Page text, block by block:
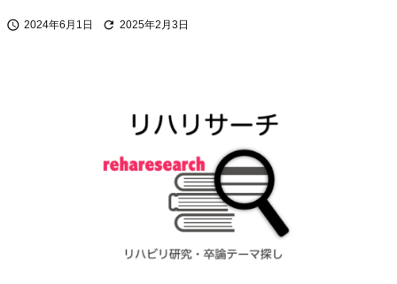
 2024年6月1日  2025年2月3日